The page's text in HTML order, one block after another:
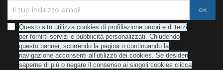
Questo sito utilizza cookies di profiliazione propri e di terzi
per fornirti servizi e pubblicità personalizzati. Chiudendo
questo banner, scorrendo la pagina o continuando la
navigazione acconsenti all’utilizzo dei cookies. Se desideri
saperne di più o negare il consenso ai singoli cookies clicca